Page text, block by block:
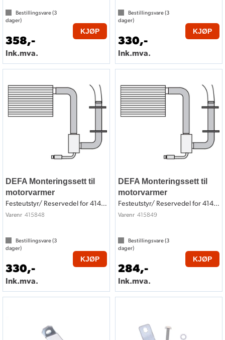
Bestillingsvare (3
dager)
358,-
Ink.mva.
KJØP
Bestillingsvare (3
dager)
330,-
Ink.mva.
KJØP
DEFA Monteringssett til
motorvarmer
Festeutstyr/ Reservedel for 414848
Varenr 415848
Bestillingsvare (3
dager)
330,-
Ink.mva.
KJØP
DEFA Monteringssett til
motorvarmer
Festeutstyr/ Reservedel for 414849
Varenr 415849
Bestillingsvare (3
dager)
284,-
Ink.mva.
KJØP